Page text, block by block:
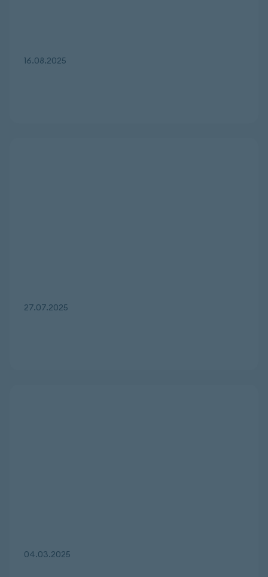
16.08.2025
27.07.2025
04.03.2025